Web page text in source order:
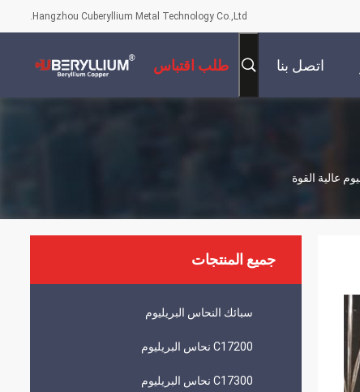
Hangzhou Cuberyllium Metal Technology Co.,Ltd.
اتصل بنا طلب اقتباس
جميع المنتجات
سبائك النحاس البريليوم
C17200 نحاس البريليوم
C17300 نحاس البريليوم